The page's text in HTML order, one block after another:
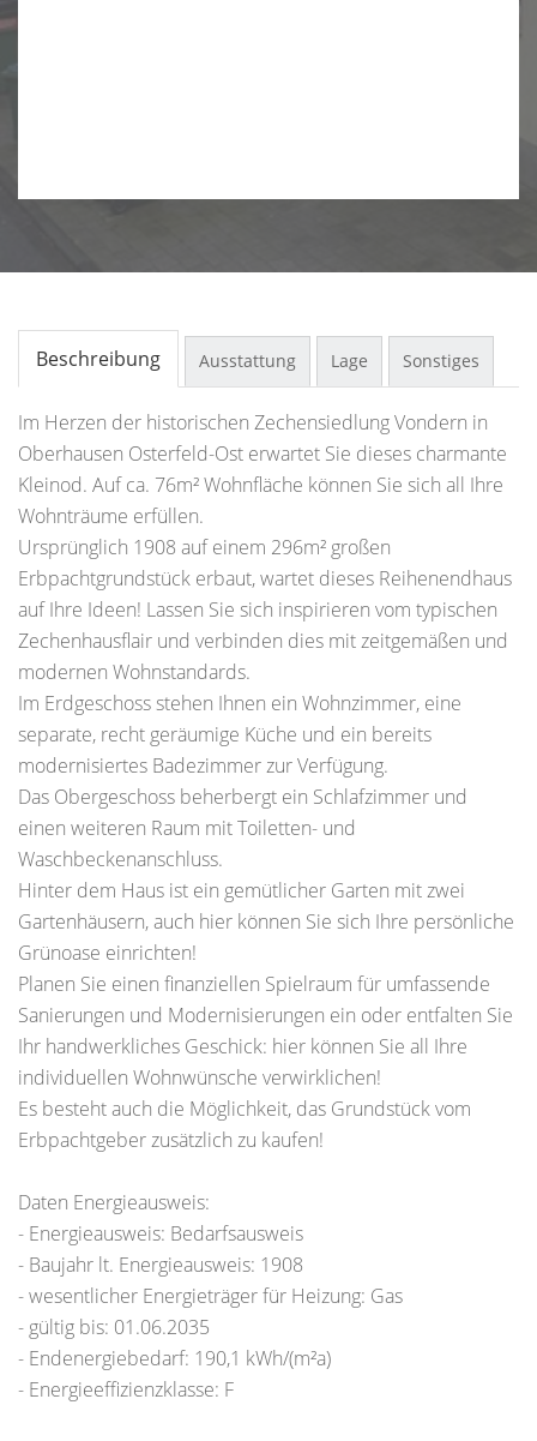
Beschreibung Ausstattung Lage Sonstiges
Im Herzen der historischen Zechensiedlung Vondern in
Oberhausen Osterfeld-Ost erwartet Sie dieses charmante
Kleinod. Auf ca. 76m² Wohnfläche können Sie sich all Ihre
Wohnträume erfüllen.
Ursprünglich 1908 auf einem 296m² großen
Erbpachtgrundstück erbaut, wartet dieses Reihenendhaus
auf Ihre Ideen! Lassen Sie sich inspirieren vom typischen
Zechenhausflair und verbinden dies mit zeitgemäßen und
modernen Wohnstandards.
Im Erdgeschoss stehen Ihnen ein Wohnzimmer, eine
separate, recht geräumige Küche und ein bereits
modernisiertes Badezimmer zur Verfügung.
Das Obergeschoss beherbergt ein Schlafzimmer und
einen weiteren Raum mit Toiletten- und
Waschbeckenanschluss.
Hinter dem Haus ist ein gemütlicher Garten mit zwei
Gartenhäusern, auch hier können Sie sich Ihre persönliche
Grünoase einrichten!
Planen Sie einen finanziellen Spielraum für umfassende
Sanierungen und Modernisierungen ein oder entfalten Sie
Ihr handwerkliches Geschick: hier können Sie all Ihre
individuellen Wohnwünsche verwirklichen!
Es besteht auch die Möglichkeit, das Grundstück vom
Erbpachtgeber zusätzlich zu kaufen!
Daten Energieausweis:
- Energieausweis: Bedarfsausweis
- Baujahr lt. Energieausweis: 1908
- wesentlicher Energieträger für Heizung: Gas
- gültig bis: 01.06.2035
- Endenergiebedarf: 190,1 kWh/(m²a)
- Energieeffizienzklasse: F